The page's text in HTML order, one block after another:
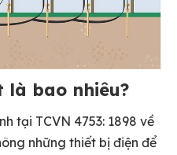
là bao nhiêu?
tại TCVN 4753: 1898 về
những thiết bị điện để